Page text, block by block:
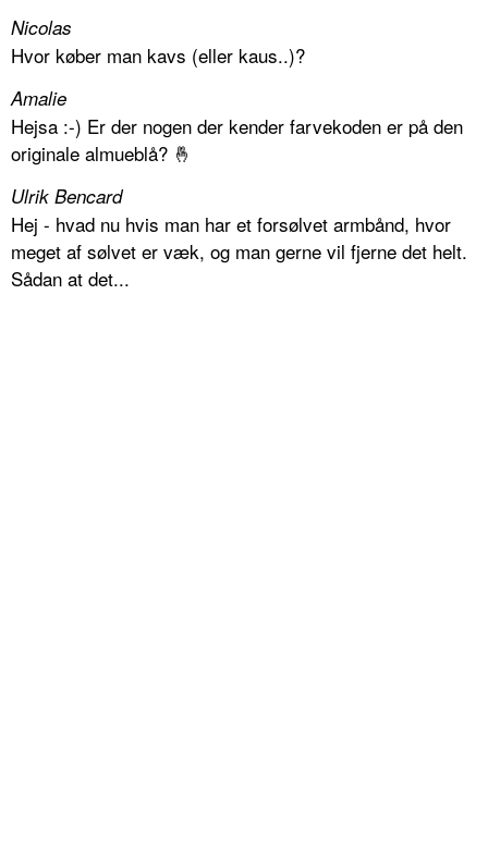
Nicolas
Hvor køber man kavs (eller kaus..)?
Amalie
Hejsa :-) Er der nogen der kender farvekoden er på den
originale almueblå? 🤞
Ulrik Bencard
Hej - hvad nu hvis man har et forsølvet armbånd, hvor
meget af sølvet er væk, og man gerne vil fjerne det helt.
Sådan at det...